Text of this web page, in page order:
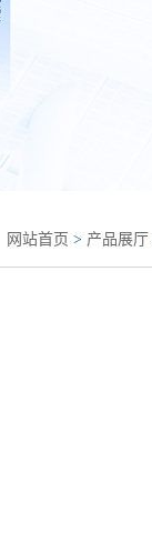
网站首页 > 产品展厅